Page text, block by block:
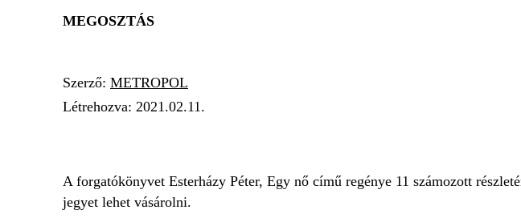
MEGOSZTÁS
Szerző: METROPOL
Létrehozva: 2021.02.11.
A forgatókönyvet Esterházy Péter, Egy nő című regénye 11 számozott
jegyet lehet vásárolni.